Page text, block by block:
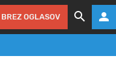
BREZ OGLASOV